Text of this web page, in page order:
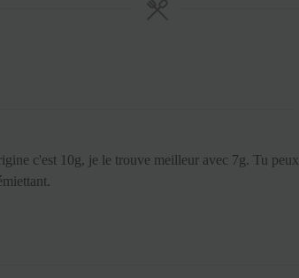
c'est 10g, je le trouve meilleur avec 7g. Tu peux